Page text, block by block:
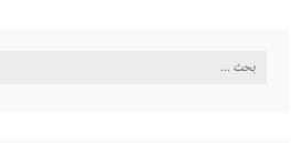
البحث